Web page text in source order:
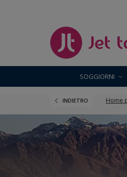
SOGGIORNI
INDIETRO Home